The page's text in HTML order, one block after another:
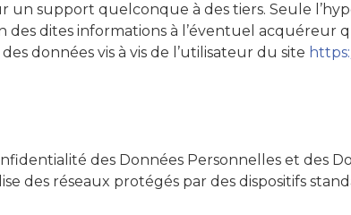
un support quelconque à des tiers. Seule
des dites informations à l’éventuel acquéreur
données vis à vis de l’utilisateur du site
des Données Personnelles et des
des réseaux protégés par des dispositifs